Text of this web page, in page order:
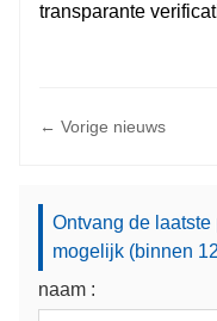
transparante
← Vorige nieuws
Ontvang de laatste
mogelijk (binnen
naam :